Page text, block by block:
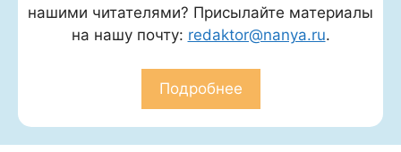
нашими читателями? Присылайте материалы
на нашу почту: redaktor@nanya.ru.
Подробнее